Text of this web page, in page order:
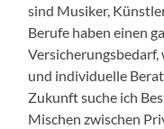
sind Musiker,
Berufe haben einen
und individuelle
Zukunft suche ich
Mischen zwischen